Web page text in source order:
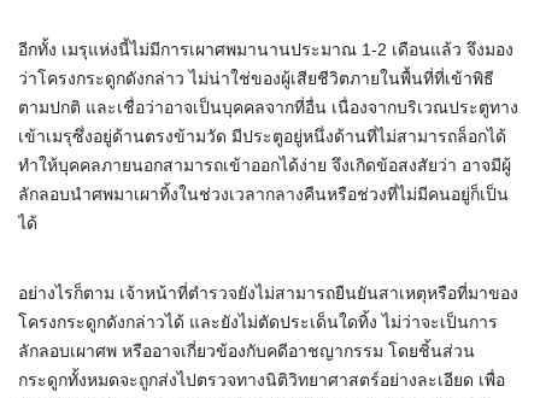
อีกทั้ง เมรุแห่งนี้ไม่มีการเผาศพมานานประมาณ 1-2 เดือนแล้ว จึงมอง
ว่าโครงกระดูกดังกล่าว ไม่น่าใช่ของผู้เสียชีวิตภายในพื้นที่ที่เข้าพิธี
ตามปกติ และเชื่อว่าอาจเป็นบุคคลจากที่อื่น เนื่องจากบริเวณประตูทาง
เข้าเมรุซึ่งอยู่ด้านตรงข้ามวัด มีประตูอยู่หนึ่งด้านที่ไม่สามารถล็อกได้
ทำให้บุคคลภายนอกสามารถเข้าออกได้ง่าย จึงเกิดข้อสงสัยว่า อาจมีผู้
ลักลอบนำศพมาเผาทิ้งในช่วงเวลากลางคืนหรือช่วงที่ไม่มีคนอยู่ก็เป็น
ได้
อย่างไรก็ตาม เจ้าหน้าที่ตำรวจยังไม่สามารถยืนยันสาเหตุหรือที่มาของ
โครงกระดูกดังกล่าวได้ และยังไม่ตัดประเด็นใดทิ้ง ไม่ว่าจะเป็นการ
ลักลอบเผาศพ หรืออาจเกี่ยวข้องกับคดีอาชญากรรม โดยชิ้นส่วน
กระดูกทั้งหมดจะถูกส่งไปตรวจทางนิติวิทยาศาสตร์อย่างละเอียด เพื่อ